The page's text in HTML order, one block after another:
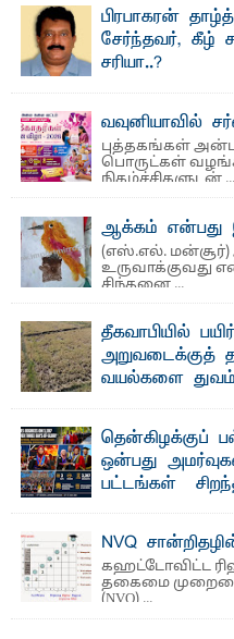
பாண்டிருப்பு ...பிரபாகரன்
சேர்ந்தவர், கீழ்
சரியா..?
வவுனியாவில்
புத்தகங்கள்
பொருட்கள்
நிகழ்ச்சிகளுடன் ...
ஆக்கம் என்பது
(எஸ்.எல்.
உருவாக்குவது
சிந்தனை ...
தீகவாபியில்
அறுவடைக்குத்
வயல்களை
காணப்பட்ட பல ...தென்கிழக்குப்
ஒன்பது
பட்டங்கள் –
மற்றும் சிறப்புப் பரிசுகள்
எம்.வை. அமீர்- ஒ லுவிலில்
பல்கலைக்கழகத்தின் 18ஆவது
NVQ
கஹட்டோவிட்ட
தகைமை முறைமை -
(NVQ) ...